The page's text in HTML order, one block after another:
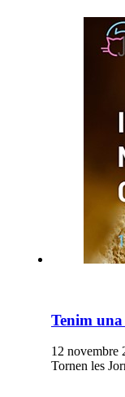
Tenim
12 novembre
Tornen les